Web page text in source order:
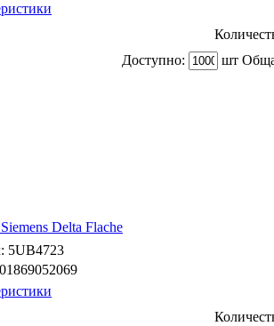
Доступно:
шт
Delta Flache
5UB4723